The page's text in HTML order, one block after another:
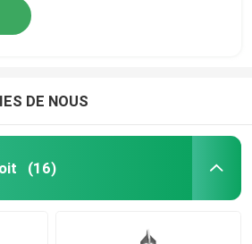
DE NOUS
(16)